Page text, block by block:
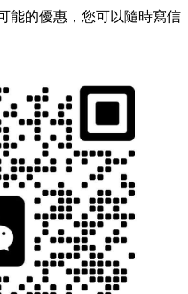
能的優惠，您可以隨時寫信